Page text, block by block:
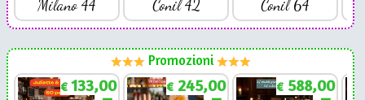
Milano 44 Conil 42 Conil 64
Promozioni
€ 133,00 € 245,00 € 588,00